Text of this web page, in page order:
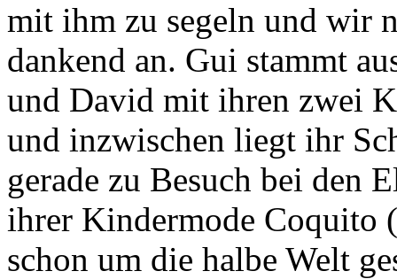
mit ihm zu segeln und wir
dankend an. Gui stammt
und David mit ihren zwei
und inzwischen liegt ihr
gerade zu Besuch bei den
ihrer Kindermode Coquito
schon um die halbe Welt